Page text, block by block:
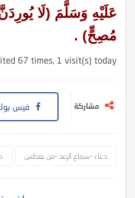
عَلَيْهِ وَسَلَّمَ (لَا
مُصِحٍّ) .
67 times, 1 visit(s) today
مشاركة فيس
دعاء -سماع الرعد -من يعطس